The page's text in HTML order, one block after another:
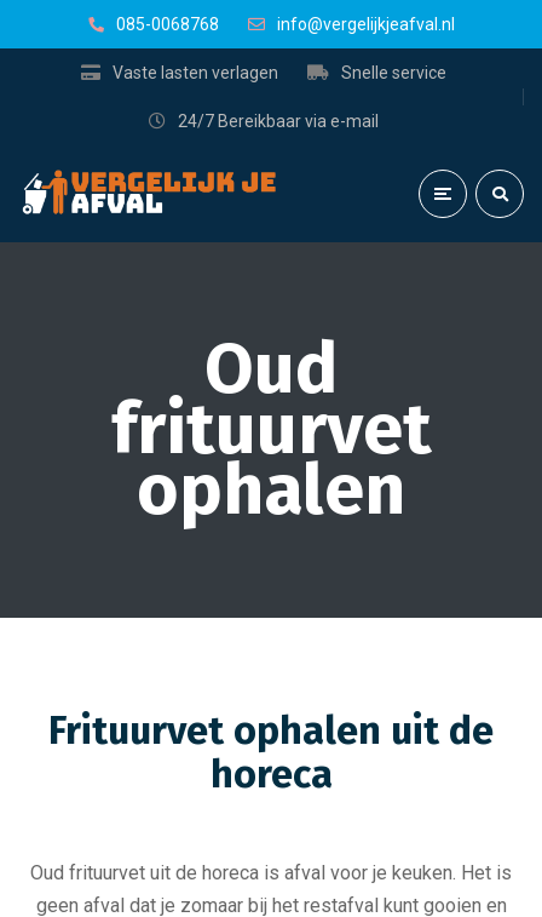
085-0068768 info@vergelijkjeafval.nl
Vaste lasten verlagen Snelle service
24/7 Bereikbaar via e-mail
Oud
frituurvet
ophalen
Frituurvet ophalen uit de
horeca
Oud frituurvet uit de horeca is afval voor je keuken. Het is
geen afval dat je zomaar bij het restafval kunt gooien en